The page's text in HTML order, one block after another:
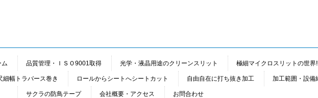
ム 品質管理・ＩＳＯ9001取得 光学・液晶用途のクリーンスリット 極細マイクロスリットの世界
細幅トラバース巻き ロールからシートへシートカット 自由自在に打ち抜き加工 加工範囲・設備
サクラの防鳥テープ 会社概要・アクセス お問合わせ